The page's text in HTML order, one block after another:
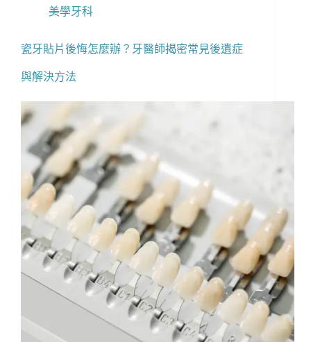
美學牙科
瓷牙貼片後悔怎麼辦？牙醫師揭密常見後遺症
與解決方法